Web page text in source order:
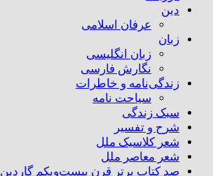
دین
عرفان اسلامی
زبان
زبان انگلیسی
نگارش فارسی
زندگی‌نامه و خاطرات
سیاحت نامه
سبک زندگی
شرح و تفسیر
شعر کلاسیک ملل
شعر معاصر ملل
صد کتاب برتر قرن بیست‌و‌یکم گاردین